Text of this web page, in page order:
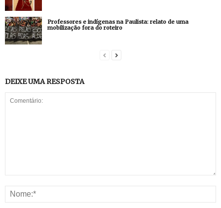
Professores e indígenas na Paulista: relato de uma
mobilização fora do roteiro
DEIXE UMA RESPOSTA